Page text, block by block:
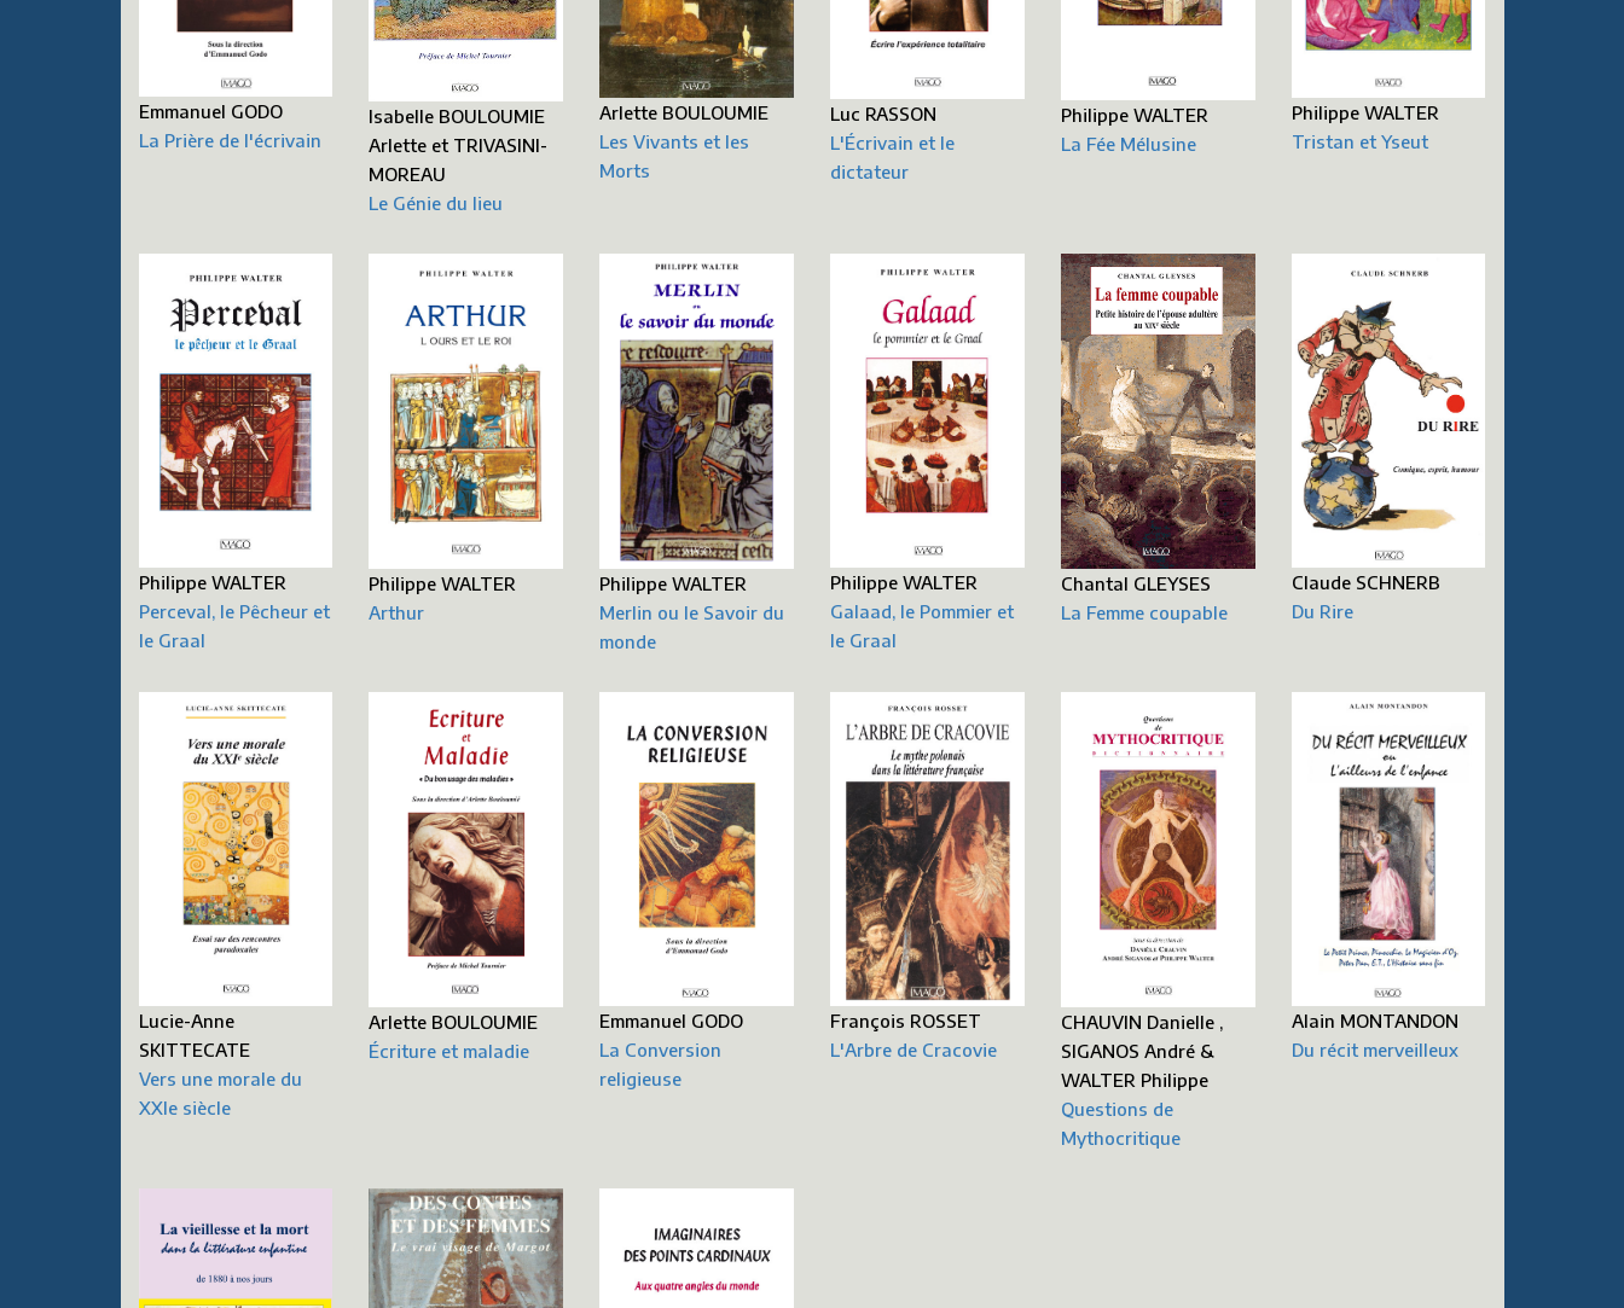
Emmanuel GODO
La Prière de l'écrivain
Isabelle BOULOUMIE
Arlette et TRIVASINI-
MOREAU
Le Génie du lieu
Arlette BOULOUMIE
Les Vivants et les
Morts
Luc RASSON
L'Écrivain et le
dictateur
Philippe WALTER
La Fée Mélusine
Philippe WALTER
Tristan et Yseut
Philippe WALTER
Perceval, le Pêcheur et
le Graal
Philippe WALTER
Arthur
Philippe WALTER
Merlin ou le Savoir du
monde
Philippe WALTER
Galaad, le Pommier et
le Graal
Chantal GLEYSES
La Femme coupable
Claude SCHNERB
Du Rire
Lucie-Anne
SKITTECATE
Vers une morale du
XXIe siècle
Arlette BOULOUMIE
Écriture et maladie
Emmanuel GODO
La Conversion
religieuse
François ROSSET
L'Arbre de Cracovie
CHAUVIN Danielle ,
SIGANOS André &
WALTER Philippe
Questions de
Mythocritique
Alain MONTANDON
Du récit merveilleux